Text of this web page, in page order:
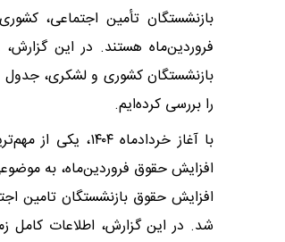
فروردین‌ماه هستند. در این
بازنشستگان کشوری و لشکری، جدول
را بررسی کرده‌ایم.
با آغاز
افزایش حقوق فروردین‌ماه، به
افزایش حقوق‌ بازنشستگان تامین
شد. در این گزارش، اطلاعات کامل